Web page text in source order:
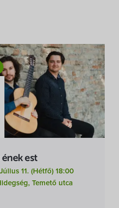
ének est
11. (hétfő) 18:00
Temető utca